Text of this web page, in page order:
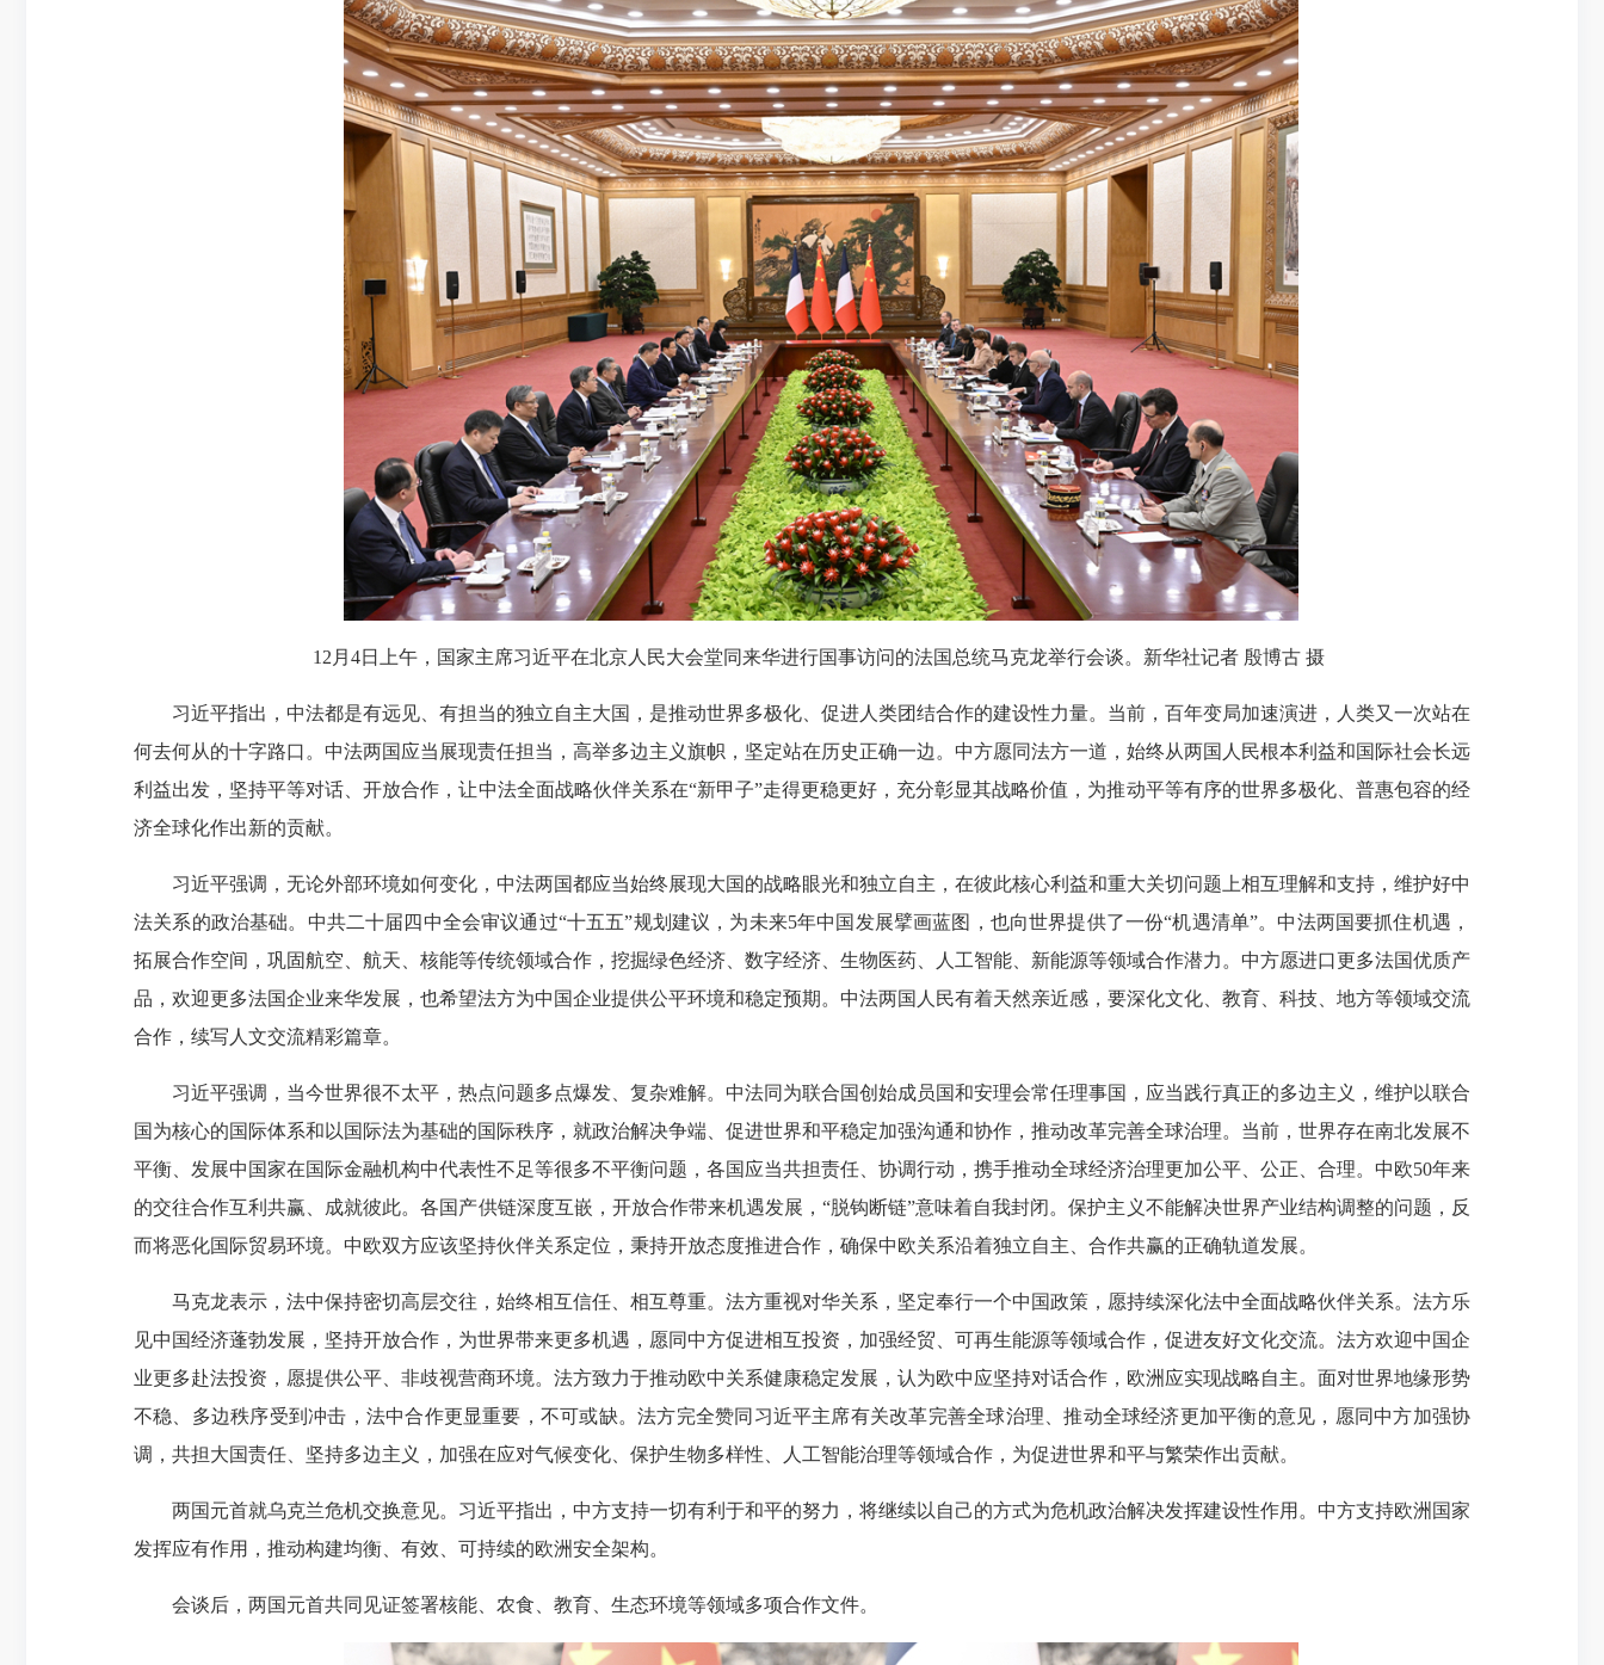
12月4日上午，国家主席习近平在北京人民大会堂同来华进行国事访问的法国总统马克龙举行会谈。新华社记者 殷博古 摄
习近平指出，中法都是有远见、有担当的独立自主大国，是推动世界多极化、促进人类团结合作的建设性力量。当前，百年变局加速演进，人类又一次站在
何去何从的十字路口。中法两国应当展现责任担当，高举多边主义旗帜，坚定站在历史正确一边。中方愿同法方一道，始终从两国人民根本利益和国际社会长远
利益出发，坚持平等对话、开放合作，让中法全面战略伙伴关系在“新甲子”走得更稳更好，充分彰显其战略价值，为推动平等有序的世界多极化、普惠包容的经
济全球化作出新的贡献。
习近平强调，无论外部环境如何变化，中法两国都应当始终展现大国的战略眼光和独立自主，在彼此核心利益和重大关切问题上相互理解和支持，维护好中
法关系的政治基础。中共二十届四中全会审议通过“十五五”规划建议，为未来5年中国发展擘画蓝图，也向世界提供了一份“机遇清单”。中法两国要抓住机遇，
拓展合作空间，巩固航空、航天、核能等传统领域合作，挖掘绿色经济、数字经济、生物医药、人工智能、新能源等领域合作潜力。中方愿进口更多法国优质产
品，欢迎更多法国企业来华发展，也希望法方为中国企业提供公平环境和稳定预期。中法两国人民有着天然亲近感，要深化文化、教育、科技、地方等领域交流
合作，续写人文交流精彩篇章。
习近平强调，当今世界很不太平，热点问题多点爆发、复杂难解。中法同为联合国创始成员国和安理会常任理事国，应当践行真正的多边主义，维护以联合
国为核心的国际体系和以国际法为基础的国际秩序，就政治解决争端、促进世界和平稳定加强沟通和协作，推动改革完善全球治理。当前，世界存在南北发展不
平衡、发展中国家在国际金融机构中代表性不足等很多不平衡问题，各国应当共担责任、协调行动，携手推动全球经济治理更加公平、公正、合理。中欧50年来
的交往合作互利共赢、成就彼此。各国产供链深度互嵌，开放合作带来机遇发展，“脱钩断链”意味着自我封闭。保护主义不能解决世界产业结构调整的问题，反
而将恶化国际贸易环境。中欧双方应该坚持伙伴关系定位，秉持开放态度推进合作，确保中欧关系沿着独立自主、合作共赢的正确轨道发展。
马克龙表示，法中保持密切高层交往，始终相互信任、相互尊重。法方重视对华关系，坚定奉行一个中国政策，愿持续深化法中全面战略伙伴关系。法方乐
见中国经济蓬勃发展，坚持开放合作，为世界带来更多机遇，愿同中方促进相互投资，加强经贸、可再生能源等领域合作，促进友好文化交流。法方欢迎中国企
业更多赴法投资，愿提供公平、非歧视营商环境。法方致力于推动欧中关系健康稳定发展，认为欧中应坚持对话合作，欧洲应实现战略自主。面对世界地缘形势
不稳、多边秩序受到冲击，法中合作更显重要，不可或缺。法方完全赞同习近平主席有关改革完善全球治理、推动全球经济更加平衡的意见，愿同中方加强协
调，共担大国责任、坚持多边主义，加强在应对气候变化、保护生物多样性、人工智能治理等领域合作，为促进世界和平与繁荣作出贡献。
两国元首就乌克兰危机交换意见。习近平指出，中方支持一切有利于和平的努力，将继续以自己的方式为危机政治解决发挥建设性作用。中方支持欧洲国家
发挥应有作用，推动构建均衡、有效、可持续的欧洲安全架构。
会谈后，两国元首共同见证签署核能、农食、教育、生态环境等领域多项合作文件。